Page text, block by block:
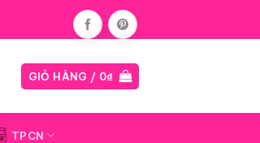
GIỎ HÀNG / 0₫
TPCN